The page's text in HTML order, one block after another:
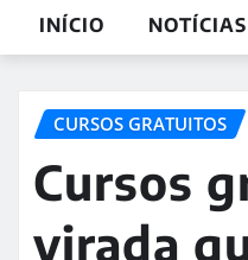
INÍCIO NOTÍCIAS
CURSOS GRATUITOS
Cursos
virada